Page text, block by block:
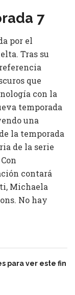
7
por el
Tras su
que
con la
temporada
una
la temporada
de la serie
contará
Michaela
No hay
para ver este fin